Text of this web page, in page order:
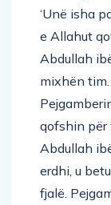
‘Unë isha
e Allahut
Abdullah
mixhën
qofshin për
Abdullah
erdhi, u
fjalë.